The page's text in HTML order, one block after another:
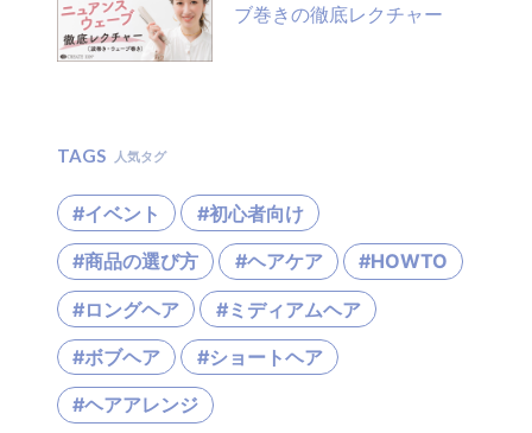
ブ巻きの徹底レクチャー
TAGS 人気タグ
#イベント #初心者向け
#商品の選び方 #ヘアケア #HOWTO
#ロングヘア #ミディアムヘア
#ボブヘア #ショートヘア
#ヘアアレンジ